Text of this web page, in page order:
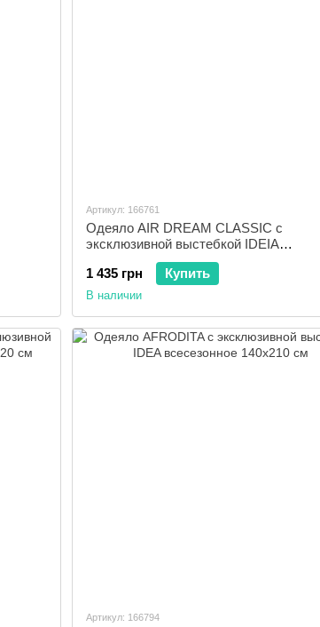
Артикул: 166761
Одеяло AIR DREAM CLASSIC с
эксклюзивной выстебкой IDEIA
всесезонное 155x210 см
1 435 грн
Купить
В наличии
Артикул: 166794